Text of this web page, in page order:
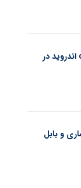
دوره تخصصی تعویض هارد و cpu اندروید در
و بابل